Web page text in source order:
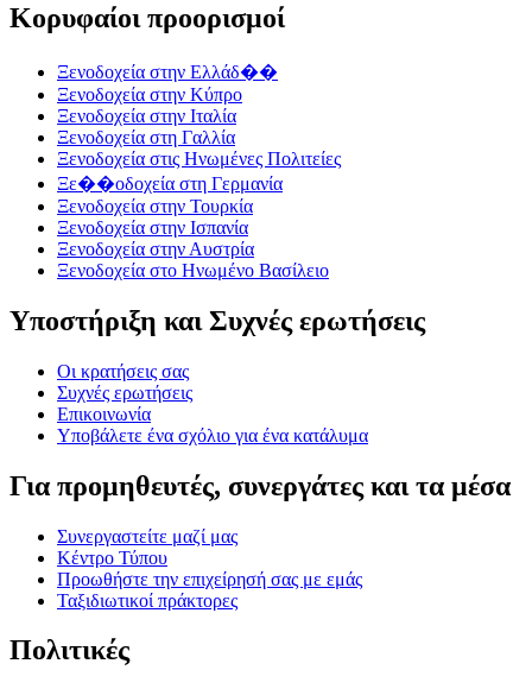
Κορυφαίοι προορισμοί
Ξενοδοχεία στην Ελλάδ��
Ξενοδοχεία στην Κύπρο
Ξενοδοχεία στην Ιταλία
Ξενοδοχεία στη Γαλλία
Ξενοδοχεία στις Ηνωμένες Πολιτείες
Ξε��οδοχεία στη Γερμανία
Ξενοδοχεία στην Τουρκία
Ξενοδοχεία στην Ισπανία
Ξενοδοχεία στην Αυστρία
Ξενοδοχεία στο Ηνωμένο Βασίλειο
Υποστήριξη και Συχνές ερωτήσεις
Οι κρατήσεις σας
Συχνές ερωτήσεις
Επικοινωνία
Υποβάλετε ένα σχόλιο για ένα κατάλυμα
Για προμηθευτές, συνεργάτες και τα μέσα
Συνεργαστείτε μαζί μας
Κέντρο Τύπου
Προωθήστε την επιχείρησή σας με εμάς
Ταξιδιωτικοί πράκτορες
Πολιτικές